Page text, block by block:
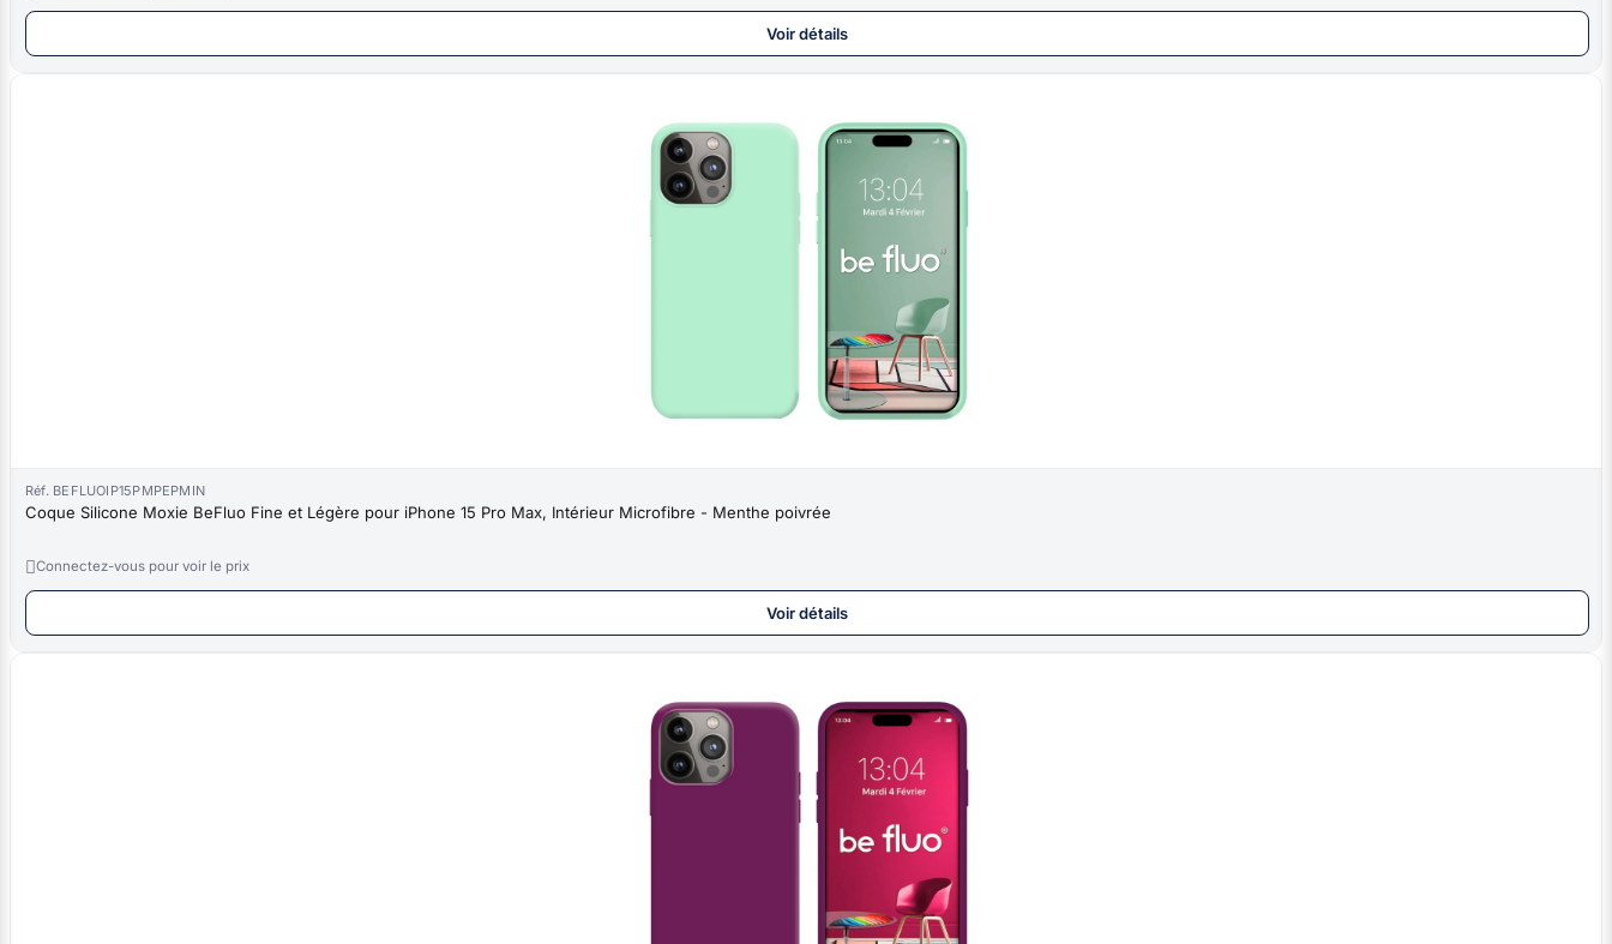
Voir détails
Réf. BEFLUOIP15PMPEPMIN
Coque Silicone Moxie BeFluo Fine et Légère pour iPhone 15 Pro Max, Intérieur Microfibre - Menthe poivrée
Connectez-vous pour voir le prix
Voir détails